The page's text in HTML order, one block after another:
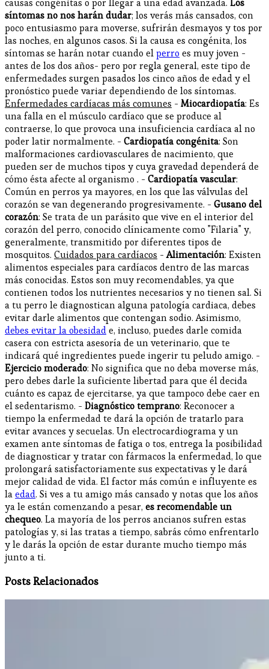
síntomas no nos harán dudar; los verás más cansados, con
poco entusiasmo para moverse, sufrirán desmayos y tos por
las noches, en algunos casos. Si la causa es congénita, los
síntomas se harán notar cuando elperro es muy joven -
antes de los dos años- pero por regla general, este tipo de
enfermedades surgen pasados los cinco años de edad y el
pronóstico puede variar dependiendo de los síntomas.
Enfermedades cardíacas más comunes - Miocardiopatía: Es
una falla en el músculo cardíaco que se produce al
contraerse, lo que provoca una insuficiencia cardíaca al no
poder latir normalmente. - Cardiopatía congénita: Son
malformaciones cardiovasculares de nacimiento, que
pueden ser de muchos tipos y cuya gravedad dependerá de
cómo ésta afecte al organismo . - Cardiopatía vascular:
Común en perros ya mayores, en los que las válvulas del
corazón se van degenerando progresivamente. - Gusano del
corazón: Se trata de un parásito que vive en el interior del
corazón del perro, conocido clínicamente como "Filaria" y,
generalmente, transmitido por diferentes tipos de
mosquitos. Cuidados para cardíacos -Alimentación: Existen
alimentos especiales para cardíacos dentro de las marcas
más conocidas. Estos son muy recomendables, ya que
contienen todos los nutrientes necesarios y no tienen sal. Si
a tu perro le diagnostican alguna patología cardiaca, debes
evitar darle alimentos que contengan sodio. Asimismo,
debes evitar la obesidade, incluso, puedes darle comida
casera con estricta asesoría de un veterinario, que te
indicará qué ingredientes puede ingerir tu peludo amigo. -
Ejercicio moderado: No significa que no deba moverse más,
pero debes darle la suficiente libertad para que él decida
cuánto es capaz de ejercitarse, ya que tampoco debe caer en
el sedentarismo. - Diagnóstico temprano: Reconocer a
tiempo la enfermedad te dará la opción de tratarlo para
evitar avances y secuelas. Un electrocardiograma y un
examen ante síntomas de fatiga o tos, entrega la posibilidad
de diagnosticar y tratar con fármacos la enfermedad, lo que
prolongará satisfactoriamente sus expectativas y le dará
mejor calidad de vida. El factor más común e influyente es
laedad. Si ves a tu amigo más cansado y notas que los años
ya le están comenzando a pesar, es recomendable un
chequeo. La mayoría de los perros ancianos sufren estas
patologías y, si las tratas a tiempo, sabrás cómo enfrentarlo
y le darás la opción de estar durante mucho tiempo más
junto a ti.
Posts Relacionados